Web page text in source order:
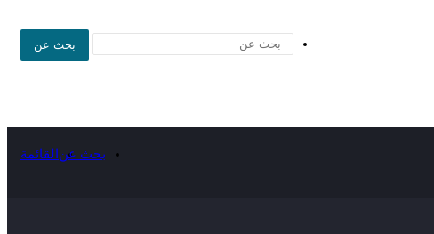
بحث عن
القائمة بحث عن